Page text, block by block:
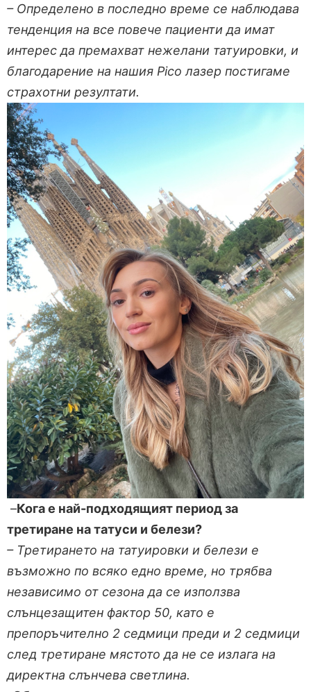
– Определено в последно време се наблюдава
тенденция на все повече пациенти да имат
интерес да премахват нежелани татуировки, и
благодарение на нашия Pico лазер постигаме
страхотни резултати.
–Кога е най-подходящият период за
третиране на татуси и белези?
– Третирането на татуировки и белези е
възможно по всяко едно време, но трябва
независимо от сезона да се използва
слънцезащитен фактор 50, като е
препоръчително 2 седмици преди и 2 седмици
след третиране мястото да не се излага на
директна слънчева светлина.